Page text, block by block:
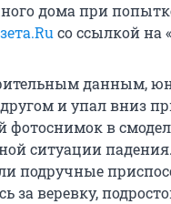
дома при
со ссылкой на «
данным,
и упал вниз
фотоснимок в
ситуации
подручные
за веревку,